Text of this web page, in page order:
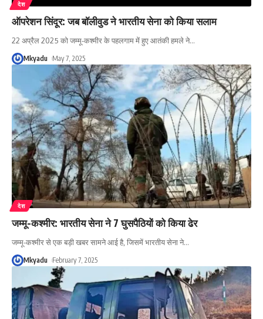
देश
ऑपरेशन सिंदूर: जब बॉलीवुड ने भारतीय सेना को किया सलाम
22 अप्रैल 2025 को जम्मू-कश्मीर के पहलगाम में हुए आतंकी हमले ने…
Mkyadu May 7, 2025
देश
जम्मू-कश्मीर: भारतीय सेना ने 7 घुसपैठियों को किया ढेर
जम्मू-कश्मीर से एक बड़ी खबर सामने आई है, जिसमें भारतीय सेना ने…
Mkyadu February 7, 2025